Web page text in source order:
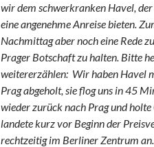
wir dem schwerkranken Havel,
eine angenehme Anreise bieten.
Nachmittag aber noch eine Rede
Prager Botschaft zu halten. Bitte
weitererzählen: Wir haben Havel
Prag abgeholt, sie flog uns in 45
wieder zurück nach Prag und
landete kurz vor Beginn der
rechtzeitig im Berliner Zentrum